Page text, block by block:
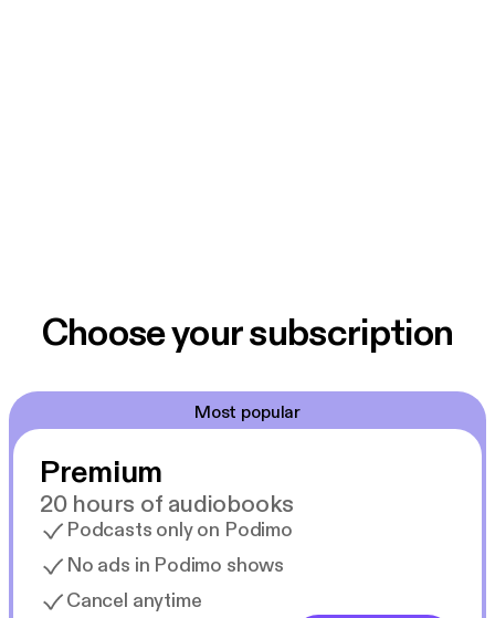
Choose your subscription
Most popular
Premium
20 hours of audiobooks
Podcasts only on Podimo
No ads in Podimo shows
Cancel anytime